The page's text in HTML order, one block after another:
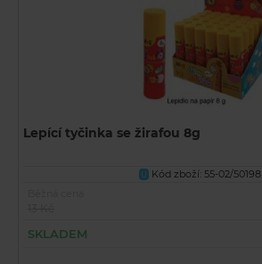
Lepící tyčinka se žirafou 8g
U Kód zboží: 55-02/50198
SKLADEM